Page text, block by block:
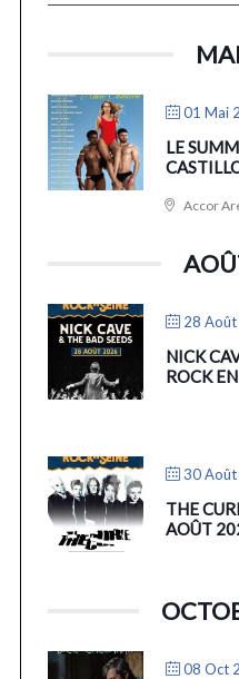
01 Mai
LE
Accor
28
NICK
ROCK
30
THE
AOÛT
08 Oct